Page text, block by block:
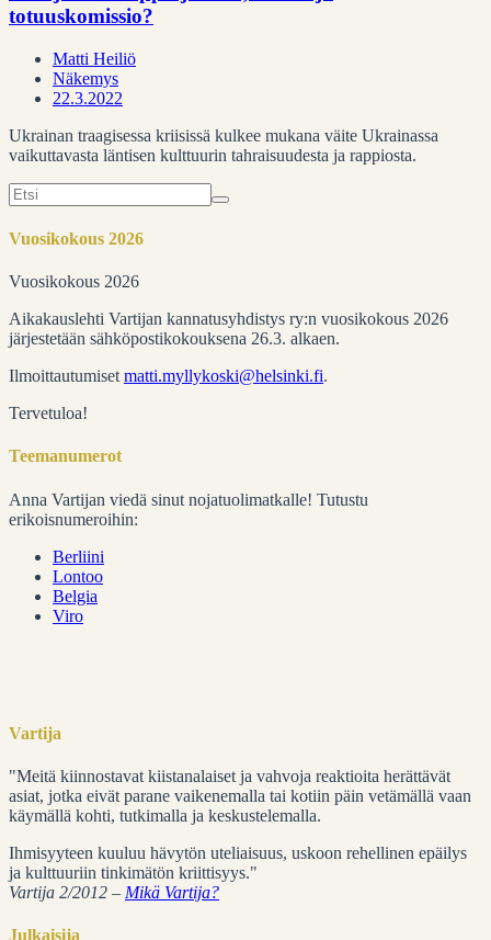
totuuskomissio?
Matti Heiliö
Näkemys
22.3.2022
Ukrainan traagisessa kriisissä kulkee mukana väite Ukrainassa
vaikuttavasta läntisen kulttuurin tahraisuudesta ja rappiosta.
Search
for:
Vuosikokous 2026
Vuosikokous 2026
Aikakauslehti Vartijan kannatusyhdistys ry:n vuosikokous 2026
järjestetään sähköpostikokouksena 26.3. alkaen.
Ilmoittautumiset matti.myllykoski@helsinki.fi.
Tervetuloa!
Teemanumerot
Anna Vartijan viedä sinut nojatuolimatkalle! Tutustu
erikoisnumeroihin:
Berliini
Lontoo
Belgia
Viro
Vartija
"Meitä kiinnostavat kiistanalaiset ja vahvoja reaktioita herättävät
asiat, jotka eivät parane vaikenemalla tai kotiin päin vetämällä vaan
käymällä kohti, tutkimalla ja keskustelemalla.
Ihmisyyteen kuuluu hävytön uteliaisuus, uskoon rehellinen epäilys
ja kulttuuriin tinkimätön kriittisyys."
Vartija 2/2012 – Mikä Vartija?
Julkaisija